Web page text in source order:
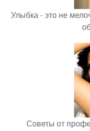
Улыбка - это не
Советы от